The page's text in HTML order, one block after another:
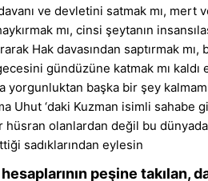
ve devletini satmak mı, mert
mı, cinsi şeytanın
Hak davasından saptırmak mı,
gündüzüne katmak mı kaldı
yorgunluktan başka bir şey
Uhut ‘daki Kuzman isimli sahabe
olanlardan değil bu
sadıklarından eylesin
peşine takılan,